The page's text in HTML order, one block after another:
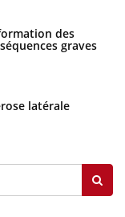
des
graves
latérale